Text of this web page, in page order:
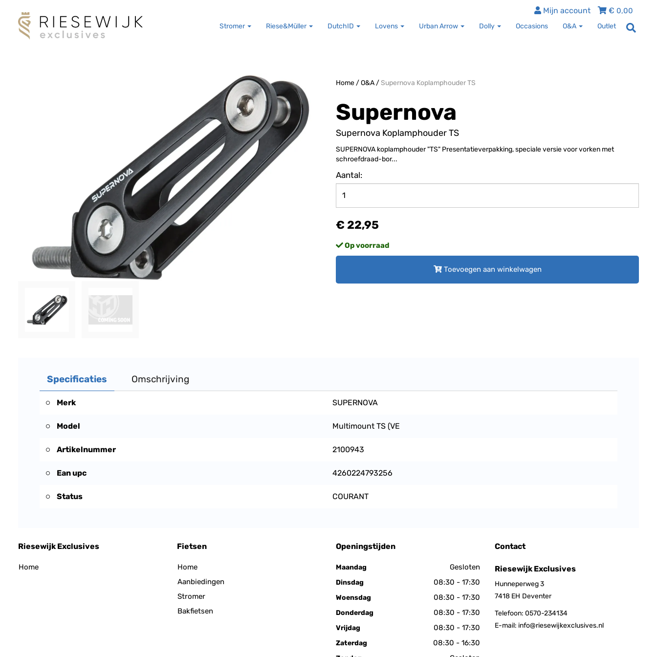
€ 0,00
Mijn account
Stromer Riese&Müller DutchID Lovens Urban Arrow Dolly Occasions O&A Outlet
Home/O&A/Supernova Koplamphouder TS
Supernova
Supernova Koplamphouder TS
SUPERNOVA koplamphouder "TS" Presentatieverpakking, speciale versie voor vorken met
schroefdraad-bor...
Aantal:
€ 22,95
Op voorraad
Toevoegen aan winkelwagen
Specificaties Omschrijving
Merk SUPERNOVA
Model Multimount TS (VE
Artikelnummer 2100943
Ean upc 4260224793256
Status COURANT
Riesewijk Exclusives
Home
Fietsen
Home
Aanbiedingen
Stromer
Bakfietsen
Openingstijden
Maandag Gesloten
Dinsdag 08:30 - 17:30
Woensdag 08:30 - 17:30
Donderdag 08:30 - 17:30
Vrijdag 08:30 - 17:30
Zaterdag 08:30 - 16:30
Contact
Riesewijk Exclusives
Hunneperweg 3
7418 EH Deventer
Telefoon: 0570-234134
E-mail: info@riesewijkexclusives.nl